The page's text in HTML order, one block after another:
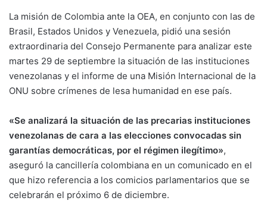
La misión de Colombia ante la OEA, en conjunto con las de
Brasil, Estados Unidos y Venezuela, pidió una sesión
extraordinaria del Consejo Permanente para analizar este
martes 29 de septiembre la situación de las instituciones
venezolanas y el informe de una Misión Internacional de la
ONU sobre crímenes de lesa humanidad en ese país.
«Se analizará la situación de las precarias instituciones
venezolanas de cara a las elecciones convocadas sin
garantías democráticas, por el régimen ilegítimo»,
aseguró la cancillería colombiana en un comunicado en el
que hizo referencia a los comicios parlamentarios que se
celebrarán el próximo 6 de diciembre.